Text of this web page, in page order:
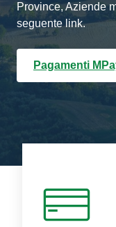
Province, Aziende
seguente link.
Pagamenti